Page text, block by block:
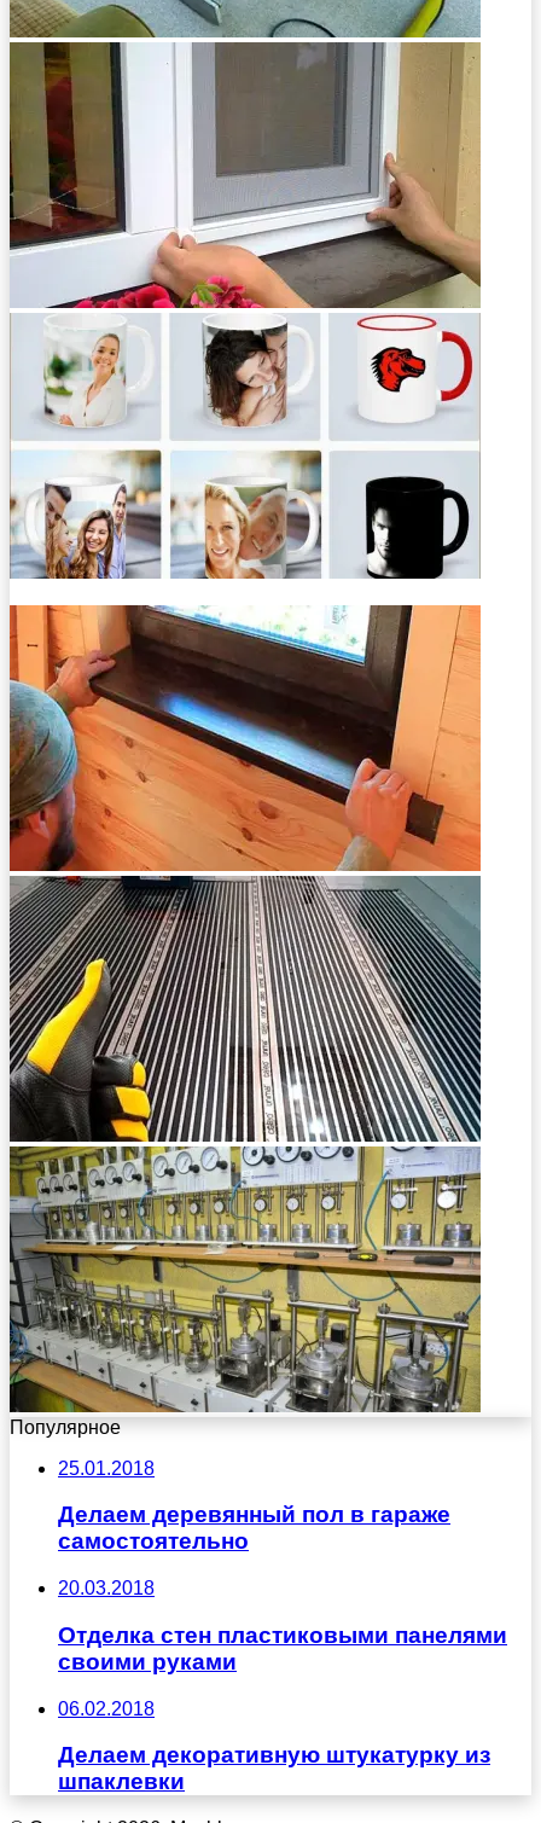
Популярное
25.01.2018
Делаем деревянный пол в гараже
самостоятельно
20.03.2018
Отделка стен пластиковыми панелями
своими руками
06.02.2018
Делаем декоративную штукатурку из
шпаклевки